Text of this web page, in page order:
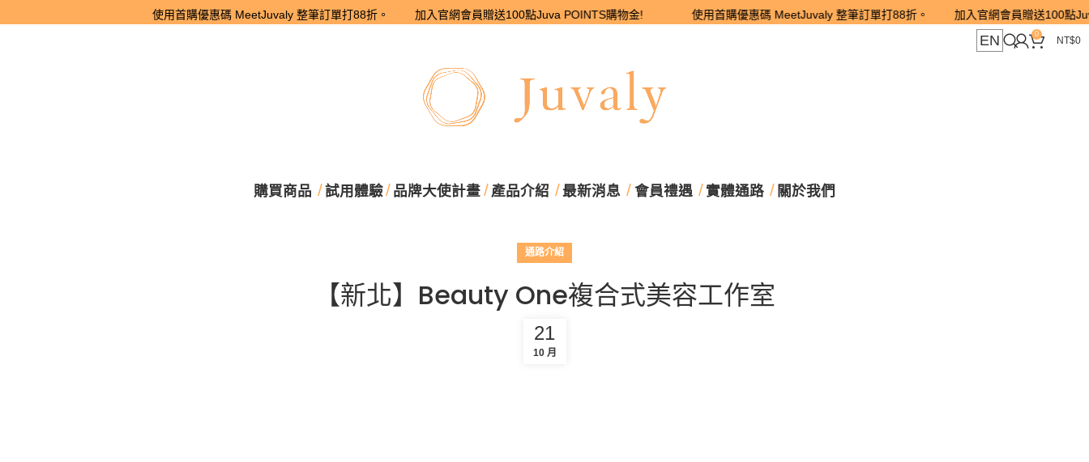
使用首購優惠碼 MeetJuvaly 整筆訂單打88折。 加入官網會員贈送100點Juva POINTS購物金! 使用首購優惠碼 MeetJuvaly 整筆訂單打88折。 加入官網會員贈送100點Juva
EN 0
NT$0
購買商品 試用體驗 品牌大使計畫 產品介紹 最新消息 會員禮遇 實體通路 關於我們
通路介紹
【新北】Beauty One複合式美容工作室
21
10 月